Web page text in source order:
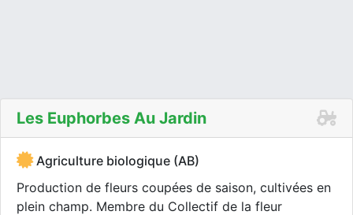
Les Euphorbes Au Jardin
Agriculture biologique (AB)
Production de fleurs coupées de saison, cultivées en
plein champ. Membre du Collectif de la fleur